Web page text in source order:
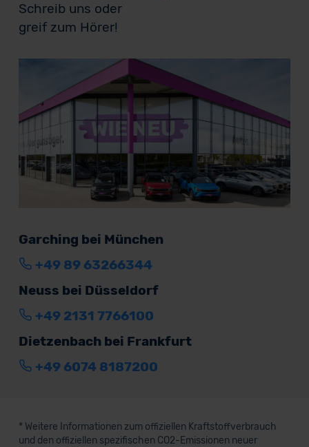
Schreib uns oder
greif zum Hörer!
Garching bei München
+49 89 63266344
Neuss bei Düsseldorf
+49 2131 7766100
Dietzenbach bei Frankfurt
+49 6074 8187200
* Weitere Informationen zum offiziellen Kraftstoffverbrauch
und den offiziellen spezifischen CO2-Emissionen neuer